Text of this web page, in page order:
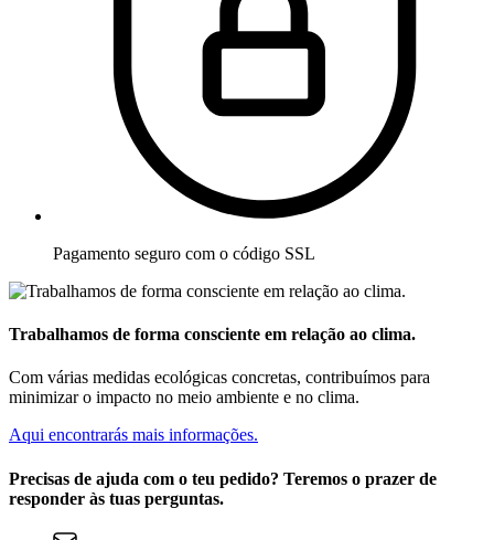
Pagamento seguro com o código SSL
Trabalhamos de forma consciente em relação ao clima.
Com várias medidas ecológicas concretas, contribuímos para
minimizar o impacto no meio ambiente e no clima.
Aqui encontrarás mais informações.
Precisas de ajuda com o teu pedido? Teremos o prazer de
responder às tuas perguntas.